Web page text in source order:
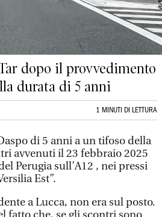
dopo il provvedimento
durata di 5 anni
1 MINUTI DI LETTURA
di 5 anni a un tifoso della
avvenuti il 23 febbraio 2025
Perugia sull’A12 , nei pressi
Est”.
a Lucca, non era sul posto.